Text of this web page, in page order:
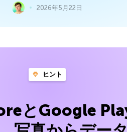
2026年5月22日
ヒント
とGoogle